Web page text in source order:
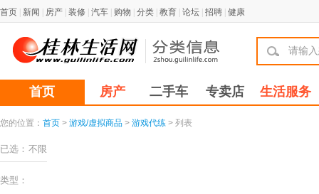
首页 新闻 房产 装修 汽车 购物 分类 教育 论坛 招聘 健康
首页 房产 二手车 专卖店 生活服务
您的位置： 首页 > 游戏/虚拟商品 > 游戏代练 > 列表
已选： 不限
类型：